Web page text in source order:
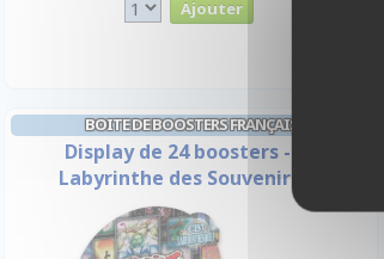
BOITE DE BOOSTERS FRANÇAIS
Display de 24 boosters - Le
Labyrinthe des Souvenirs